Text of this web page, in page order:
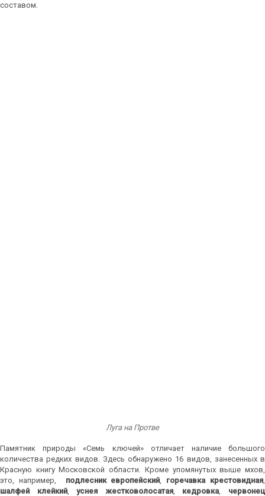
составом.
Луга на Протве
Памятник природы «Семь ключей» отличает наличие большого
количества редких видов. Здесь обнаружено 16 видов, занесенных в
Красную книгу Московской области. Кроме упомянутых выше мхов,
это, например, подлесник европейский горечавка крестовидная
шалфей клейкий,уснея жестковолосатая, кедровка
червонец